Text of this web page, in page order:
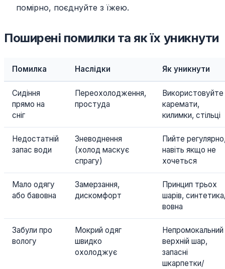
помірно, поєднуйте з їжею.
Поширені помилки та як їх уникнути
Помилка Наслідки Як уникнути
Сидіння
прямо на
сніг
Переохолодження,
простуда
Використовуйте
каремати,
килимки, стільці
Недостатній
запас води
Зневоднення
(холод маскує
спрагу)
Пийте
навіть якщо не
хочеться
Мало одягу
або бавовна
Замерзання,
дискомфорт
Принцип трьох
шарів,
вовна
Забули про
вологу
Мокрий одяг
швидко
охолоджує
Непромокальний
верхній шар,
запасні
шкарпетки/